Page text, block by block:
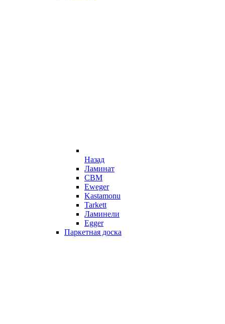
Назад
Ламинат
CBM
Eweger
Kastamonu
Tarkett
Ламинели
Egger
Паркетная доска